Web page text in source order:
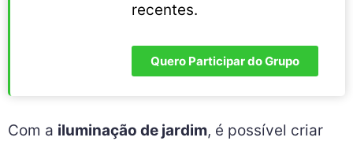
recentes.
Quero Participar do Grupo
Com a iluminação de jardim, é possível criar